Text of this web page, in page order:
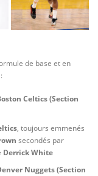
de base et en
:
Celtics(Section
, toujours emmenés
secondés par
Derrick White
Nuggets (Section